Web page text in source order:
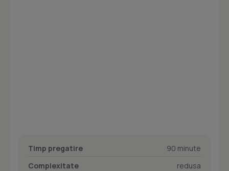
Timp pregatire
90 minute
Complexitate
redusa